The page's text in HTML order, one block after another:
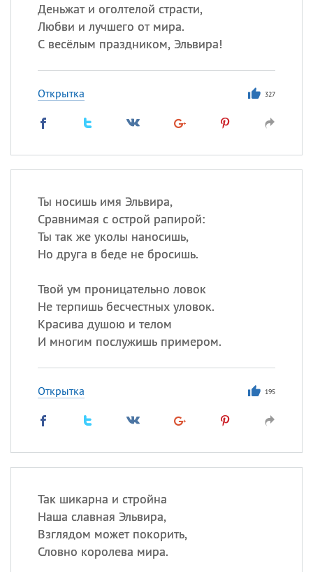
Деньжат и оголтелой страсти,
Любви и лучшего от мира.
С весёлым праздником, Эльвира!
Открытка 327
Ты носишь имя Эльвира,
Сравнимая с острой рапирой:
Ты так же уколы наносишь,
Но друга в беде не бросишь.
Твой ум проницательно ловок
Не терпишь бесчестных уловок.
Красива душою и телом
И многим послужишь примером.
Открытка 195
Так шикарна и стройна
Наша славная Эльвира,
Взглядом может покорить,
Словно королева мира.